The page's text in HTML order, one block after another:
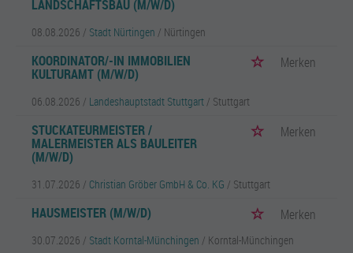
LANDSCHAFTSBAU (M/W/D)
08.08.2026 / Stadt Nürtingen / Nürtingen
KOORDINATOR/-IN IMMOBILIEN
KULTURAMT (M/W/D)
Merken
06.08.2026 / Landeshauptstadt Stuttgart / Stuttgart
STUCKATEURMEISTER /
MALERMEISTER ALS BAULEITER
(M/W/D)
Merken
31.07.2026 / Christian Gröber GmbH & Co. KG / Stuttgart
HAUSMEISTER (M/W/D) Merken
30.07.2026 / Stadt Korntal-Münchingen / Korntal-Münchingen